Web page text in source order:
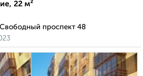
22 м²
проспект 48